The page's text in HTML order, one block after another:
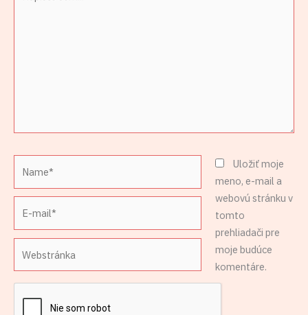
sem...
Uložiť moje
meno, e-mail a
webovú stránku v
tomto
prehliadači pre
moje budúce
komentáre.